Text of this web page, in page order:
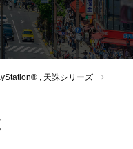
天誅シリーズ